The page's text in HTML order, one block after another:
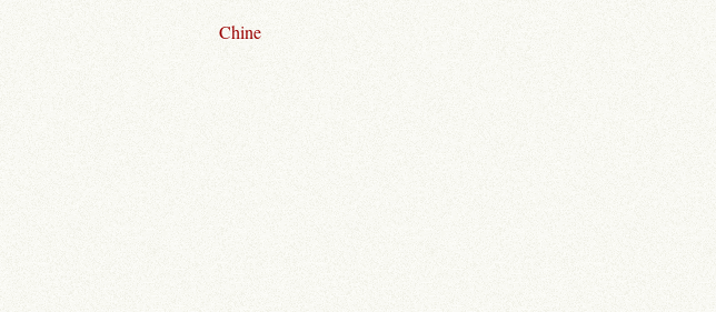
Chine